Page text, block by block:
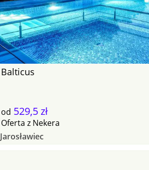
Balticus
od 529,5 zł
Oferta z Nekera
Jarosławiec